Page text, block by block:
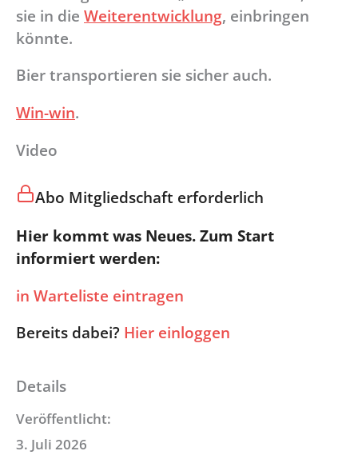
sie in die Weiterentwicklung, einbringen
könnte.
Bier transportieren sie sicher auch.
Win-win.
Video
Abo Mitgliedschaft erforderlich
Hier kommt was Neues. Zum Start
informiert werden:
in Warteliste eintragen
Bereits dabei? Hier einloggen
Details
Veröffentlicht:
3. Juli 2026